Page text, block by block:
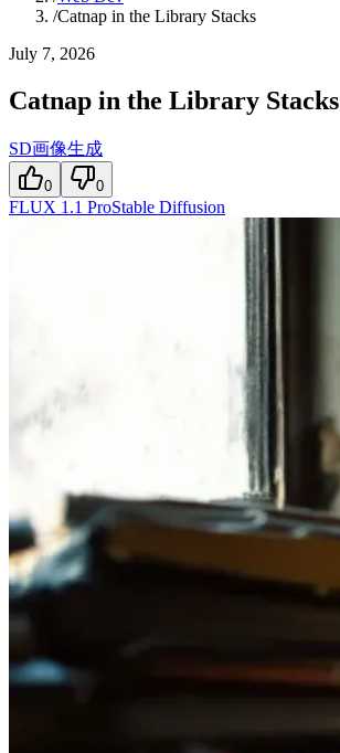
/Catnap in the Library Stacks
July 7, 2026
Catnap in the Library Stacks
SD画像生成
0 0
FLUX 1.1 ProStable Diffusion